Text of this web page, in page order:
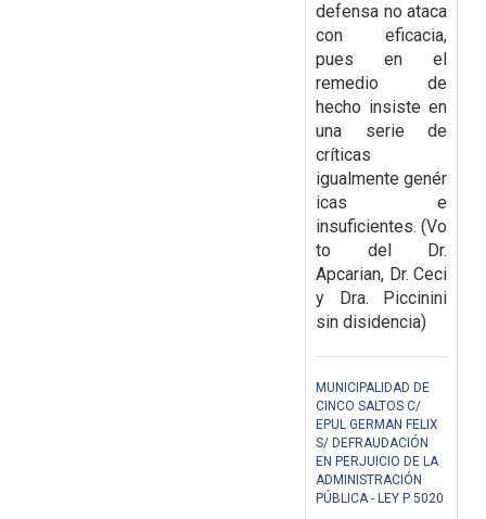
defensa no ataca
con eficacia,
pues en el
remedio de
hecho insiste en
una serie de
críticas
igualmente genér
icas e
insuficientes. (Vo
to del Dr.
Apcarian, Dr. Ceci
y Dra. Piccinini
sin disidencia)
MUNICIPALIDAD DE
CINCO SALTOS C/
EPUL GERMAN FELIX
S/ DEFRAUDACIÓN
EN PERJUICIO DE LA
ADMINISTRACIÓN
PÚBLICA - LEY P 5020